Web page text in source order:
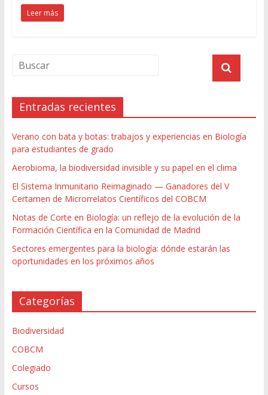
Leer más
Entradas recientes
Verano con bata y botas: trabajos y experiencias en Biología
para estudiantes de grado
Aerobioma, la biodiversidad invisible y su papel en el clima
El Sistema Inmunitario Reimaginado — Ganadores del V
Certamen de Microrrelatos Científicos del COBCM
Notas de Corte en Biología: un reflejo de la evolución de la
Formación Científica en la Comunidad de Madrid
Sectores emergentes para la biología: dónde estarán las
oportunidades en los próximos años
Categorías
Biodiversidad
COBCM
Colegiado
Cursos